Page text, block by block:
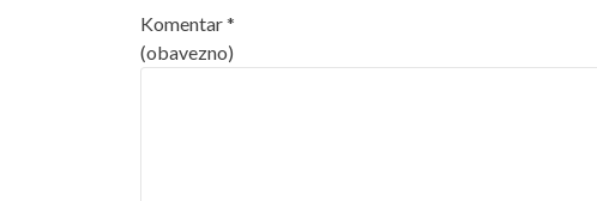
Komentar*
(obavezno)